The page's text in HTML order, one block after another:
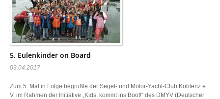
5. Eulenkinder on Board
03.04.2017
Zum 5. Mal in Folge begrüßte der Segel- und Motor-Yacht-Club Koblenz e.
V. im Rahmen der Initiative „Kids, kommt ins Boot!“ des DMYV (Deutscher